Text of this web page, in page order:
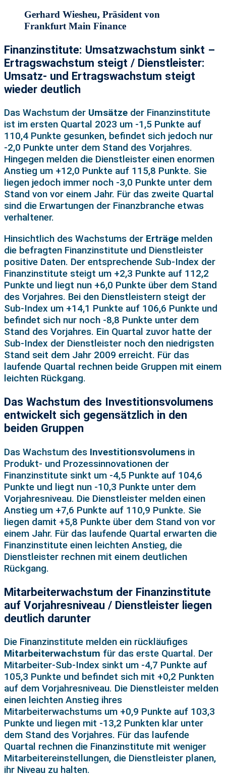
Gerhard Wiesheu, Präsident von
Frankfurt Main Finance
Finanzinstitute: Umsatzwachstum sinkt –
Ertragswachstum steigt / Dienstleister:
Umsatz- und Ertragswachstum steigt
wieder deutlich
Das Wachstum der Umsätze der Finanzinstitute
ist im ersten Quartal 2023 um -1,5 Punkte auf
110,4 Punkte gesunken, befindet sich jedoch nur
-2,0 Punkte unter dem Stand des Vorjahres.
Hingegen melden die Dienstleister einen enormen
Anstieg um +12,0 Punkte auf 115,8 Punkte. Sie
liegen jedoch immer noch -3,0 Punkte unter dem
Stand von vor einem Jahr. Für das zweite Quartal
sind die Erwartungen der Finanzbranche etwas
verhaltener.
Hinsichtlich des Wachstums der Erträge melden
die befragten Finanzinstitute und Dienstleister
positive Daten. Der entsprechende Sub-Index der
Finanzinstitute steigt um +2,3 Punkte auf 112,2
Punkte und liegt nun +6,0 Punkte über dem Stand
des Vorjahres. Bei den Dienstleistern steigt der
Sub-Index um +14,1 Punkte auf 106,6 Punkte und
befindet sich nur noch -8,8 Punkte unter dem
Stand des Vorjahres. Ein Quartal zuvor hatte der
Sub-Index der Dienstleister noch den niedrigsten
Stand seit dem Jahr 2009 erreicht. Für das
laufende Quartal rechnen beide Gruppen mit einem
leichten Rückgang.
Das Wachstum des Investitionsvolumens
entwickelt sich gegensätzlich in den
beiden Gruppen
Das Wachstum des Investitionsvolumens in
Produkt- und Prozessinnovationen der
Finanzinstitute sinkt um -4,5 Punkte auf 104,6
Punkte und liegt nun -10,3 Punkte unter dem
Vorjahresniveau. Die Dienstleister melden einen
Anstieg um +7,6 Punkte auf 110,9 Punkte. Sie
liegen damit +5,8 Punkte über dem Stand von vor
einem Jahr. Für das laufende Quartal erwarten die
Finanzinstitute einen leichten Anstieg, die
Dienstleister rechnen mit einem deutlichen
Rückgang.
Mitarbeiterwachstum der Finanzinstitute
auf Vorjahresniveau / Dienstleister liegen
deutlich darunter
Die Finanzinstitute melden ein rückläufiges
Mitarbeiterwachstum für das erste Quartal. Der
Mitarbeiter-Sub-Index sinkt um -4,7 Punkte auf
105,3 Punkte und befindet sich mit +0,2 Punkten
auf dem Vorjahresniveau. Die Dienstleister melden
einen leichten Anstieg ihres
Mitarbeiterwachstums um +0,9 Punkte auf 103,3
Punkte und liegen mit -13,2 Punkten klar unter
dem Stand des Vorjahres. Für das laufende
Quartal rechnen die Finanzinstitute mit weniger
Mitarbeitereinstellungen, die Dienstleister planen,
ihr Niveau zu halten.